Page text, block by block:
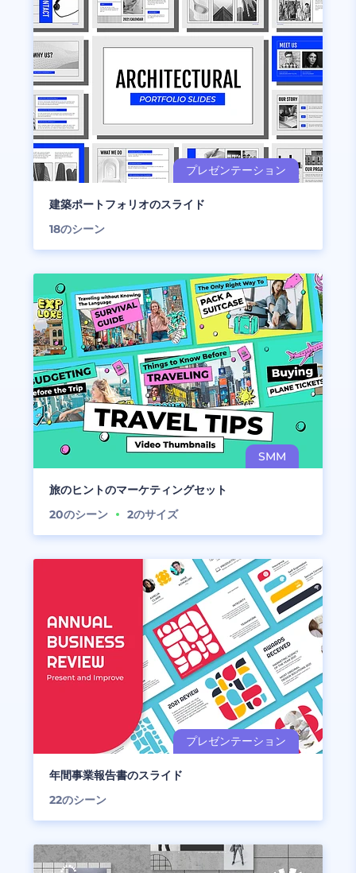
建築ポートフォリオのスライド
18のシーン
旅のヒントのマーケティングセット
20のシーン 2のサイズ
年間事業報告書のスライド
22のシーン